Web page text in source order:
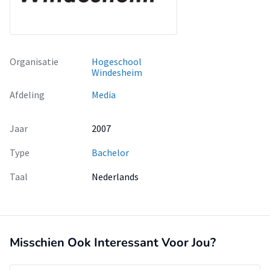
Organisatie
Hogeschool
Windesheim
Afdeling
Media
Jaar
2007
Type
Bachelor
Taal
Nederlands
Misschien Ook Interessant Voor Jou?